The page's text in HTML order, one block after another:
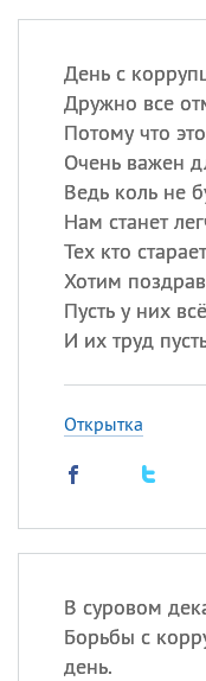
День с
Дружно все
Потому что
Очень важен
Ведь коль не
Нам станет
Тех кто
Хотим
Пусть у них
И их труд
Открытка
В суровом
Борьбы с
день.